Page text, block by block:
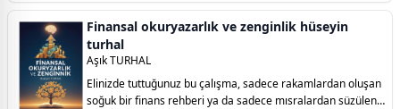
Finansal okuryazarlık ve zenginlik hüseyin
turhal
Aşık TURHAL
Elinizde tuttuğunuz bu çalışma, sadece rakamlardan oluşan
soğuk bir finans rehberi ya da sadece mısralardan süzülen